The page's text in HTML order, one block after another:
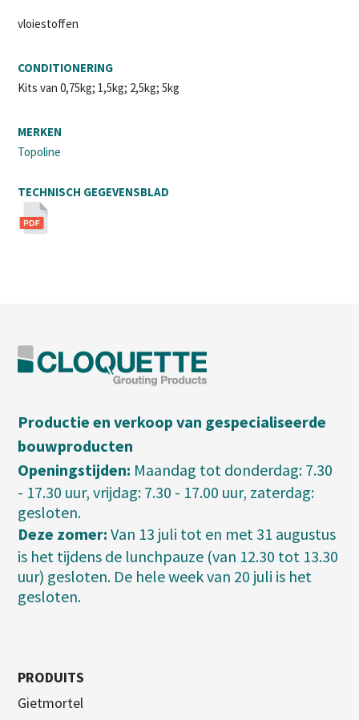
vloiestoffen
CONDITIONERING
Kits van 0,75kg; 1,5kg; 2,5kg; 5kg
MERKEN
Topoline
TECHNISCH GEGEVENSBLAD
Productie en verkoop van gespecialiseerde
bouwproducten
Openingstijden: Maandag tot donderdag: 7.30
- 17.30 uur, vrijdag: 7.30 - 17.00 uur, zaterdag:
gesloten.
Deze zomer: Van 13 juli tot en met 31 augustus
is het tijdens de lunchpauze (van 12.30 tot 13.30
uur) gesloten. De hele week van 20 juli is het
gesloten.
PRODUITS
Gietmortel